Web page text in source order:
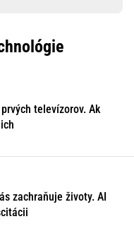
televízorov. Ak
zachraňuje životy. AI